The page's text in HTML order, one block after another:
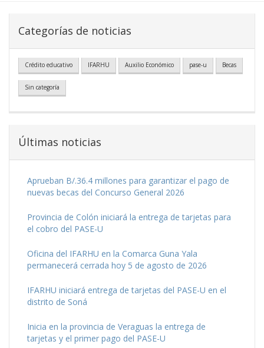
Categorías de noticias
Crédito educativo IFARHU Auxilio Económico pase-u Becas
Sin categoría
Últimas noticias
Aprueban B/.36.4 millones para garantizar el pago de
nuevas becas del Concurso General 2026
Provincia de Colón iniciará la entrega de tarjetas para
el cobro del PASE-U
Oficina del IFARHU en la Comarca Guna Yala
permanecerá cerrada hoy 5 de agosto de 2026
IFARHU iniciará entrega de tarjetas del PASE-U en el
distrito de Soná
Inicia en la provincia de Veraguas la entrega de
tarjetas y el primer pago del PASE-U